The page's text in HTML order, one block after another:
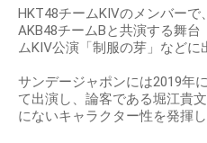
HKT48チームKIVのメンバーで
AKB48チームBと共演する舞
ムKⅣ公演「制服の芽」などに
サンデージャポンには2019年
て出演し、論客である堀江貴
にないキャラクター性を発揮